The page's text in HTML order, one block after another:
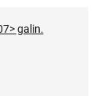
galin.